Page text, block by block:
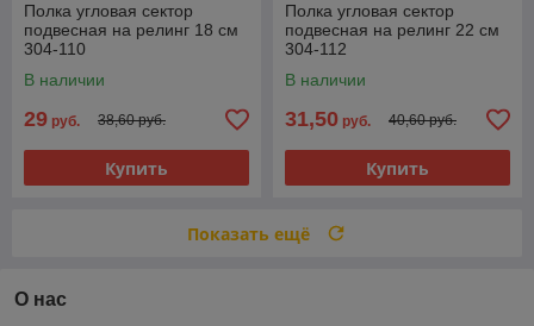
Полка угловая сектор
подвесная на релинг 18 см
304-110
В наличии
29 руб. 38,60 руб.
Купить
Полка угловая сектор
подвесная на релинг 22 см
304-112
В наличии
31,50 руб. 40,60 руб.
Купить
Показать ещё
О нас